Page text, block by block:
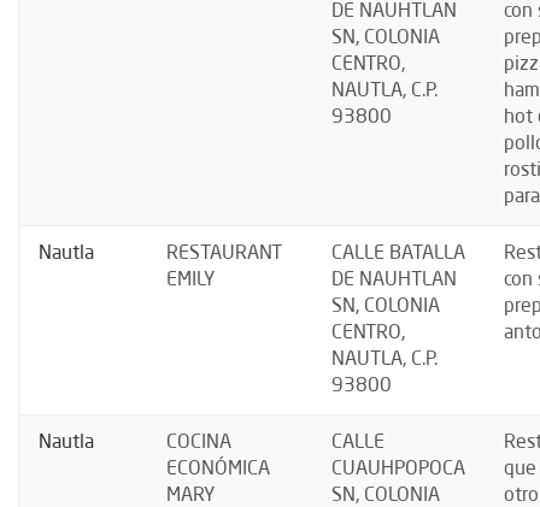
DE NAUHTLAN
SN, COLONIA
CENTRO,
NAUTLA, C.P.
93800
con
hot
Nautla
RESTAURANT
EMILY
CALLE BATALLA
DE NAUHTLAN
SN, COLONIA
CENTRO,
NAUTLA, C.P.
93800
con
Nautla
COCINA
ECONÓMICA
MARY
CALLE
CUAUHPOPOCA
SN, COLONIA
que